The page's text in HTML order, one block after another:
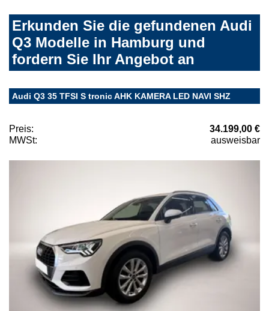
Erkunden Sie die gefundenen Audi
Q3 Modelle in Hamburg und
fordern Sie Ihr Angebot an
Audi Q3 35 TFSI S tronic AHK KAMERA LED NAVI SHZ
Preis:
34.199,00 €
MWSt:
ausweisbar